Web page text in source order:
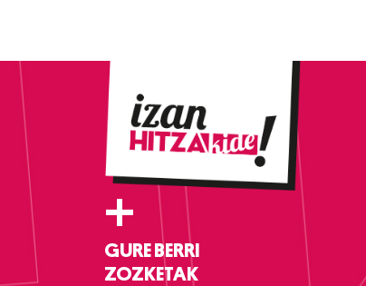
+
GURE BERRI
ZOZKETAK